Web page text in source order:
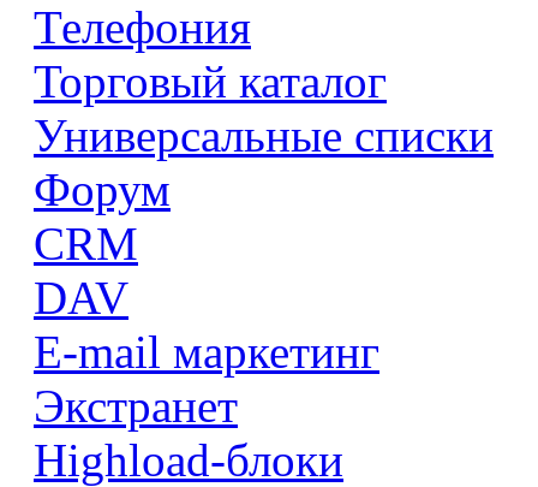
Телефония
Торговый каталог
Универсальные списки
Форум
CRM
DAV
E-mail маркетинг
Экстранет
Highload-блоки